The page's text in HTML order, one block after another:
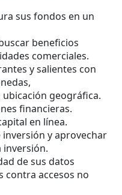
sus fondos en un
beneficios
comerciales.
y salientes con
geográfica.
financieras.
en línea.
y aprovechar
inversión.
de sus datos
contra accesos no